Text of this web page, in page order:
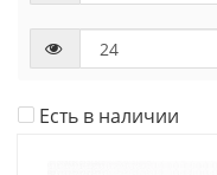
Есть в наличии